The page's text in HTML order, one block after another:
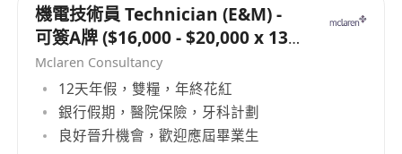
機電技術員 Technician (E&M) -
可簽A牌 ($16,000 - $20,000 x 13
months)
Mclaren Consultancy
12天年假，雙糧，年終花紅
銀行假期，醫院保險，牙科計劃
良好晉升機會，歡迎應屆畢業生